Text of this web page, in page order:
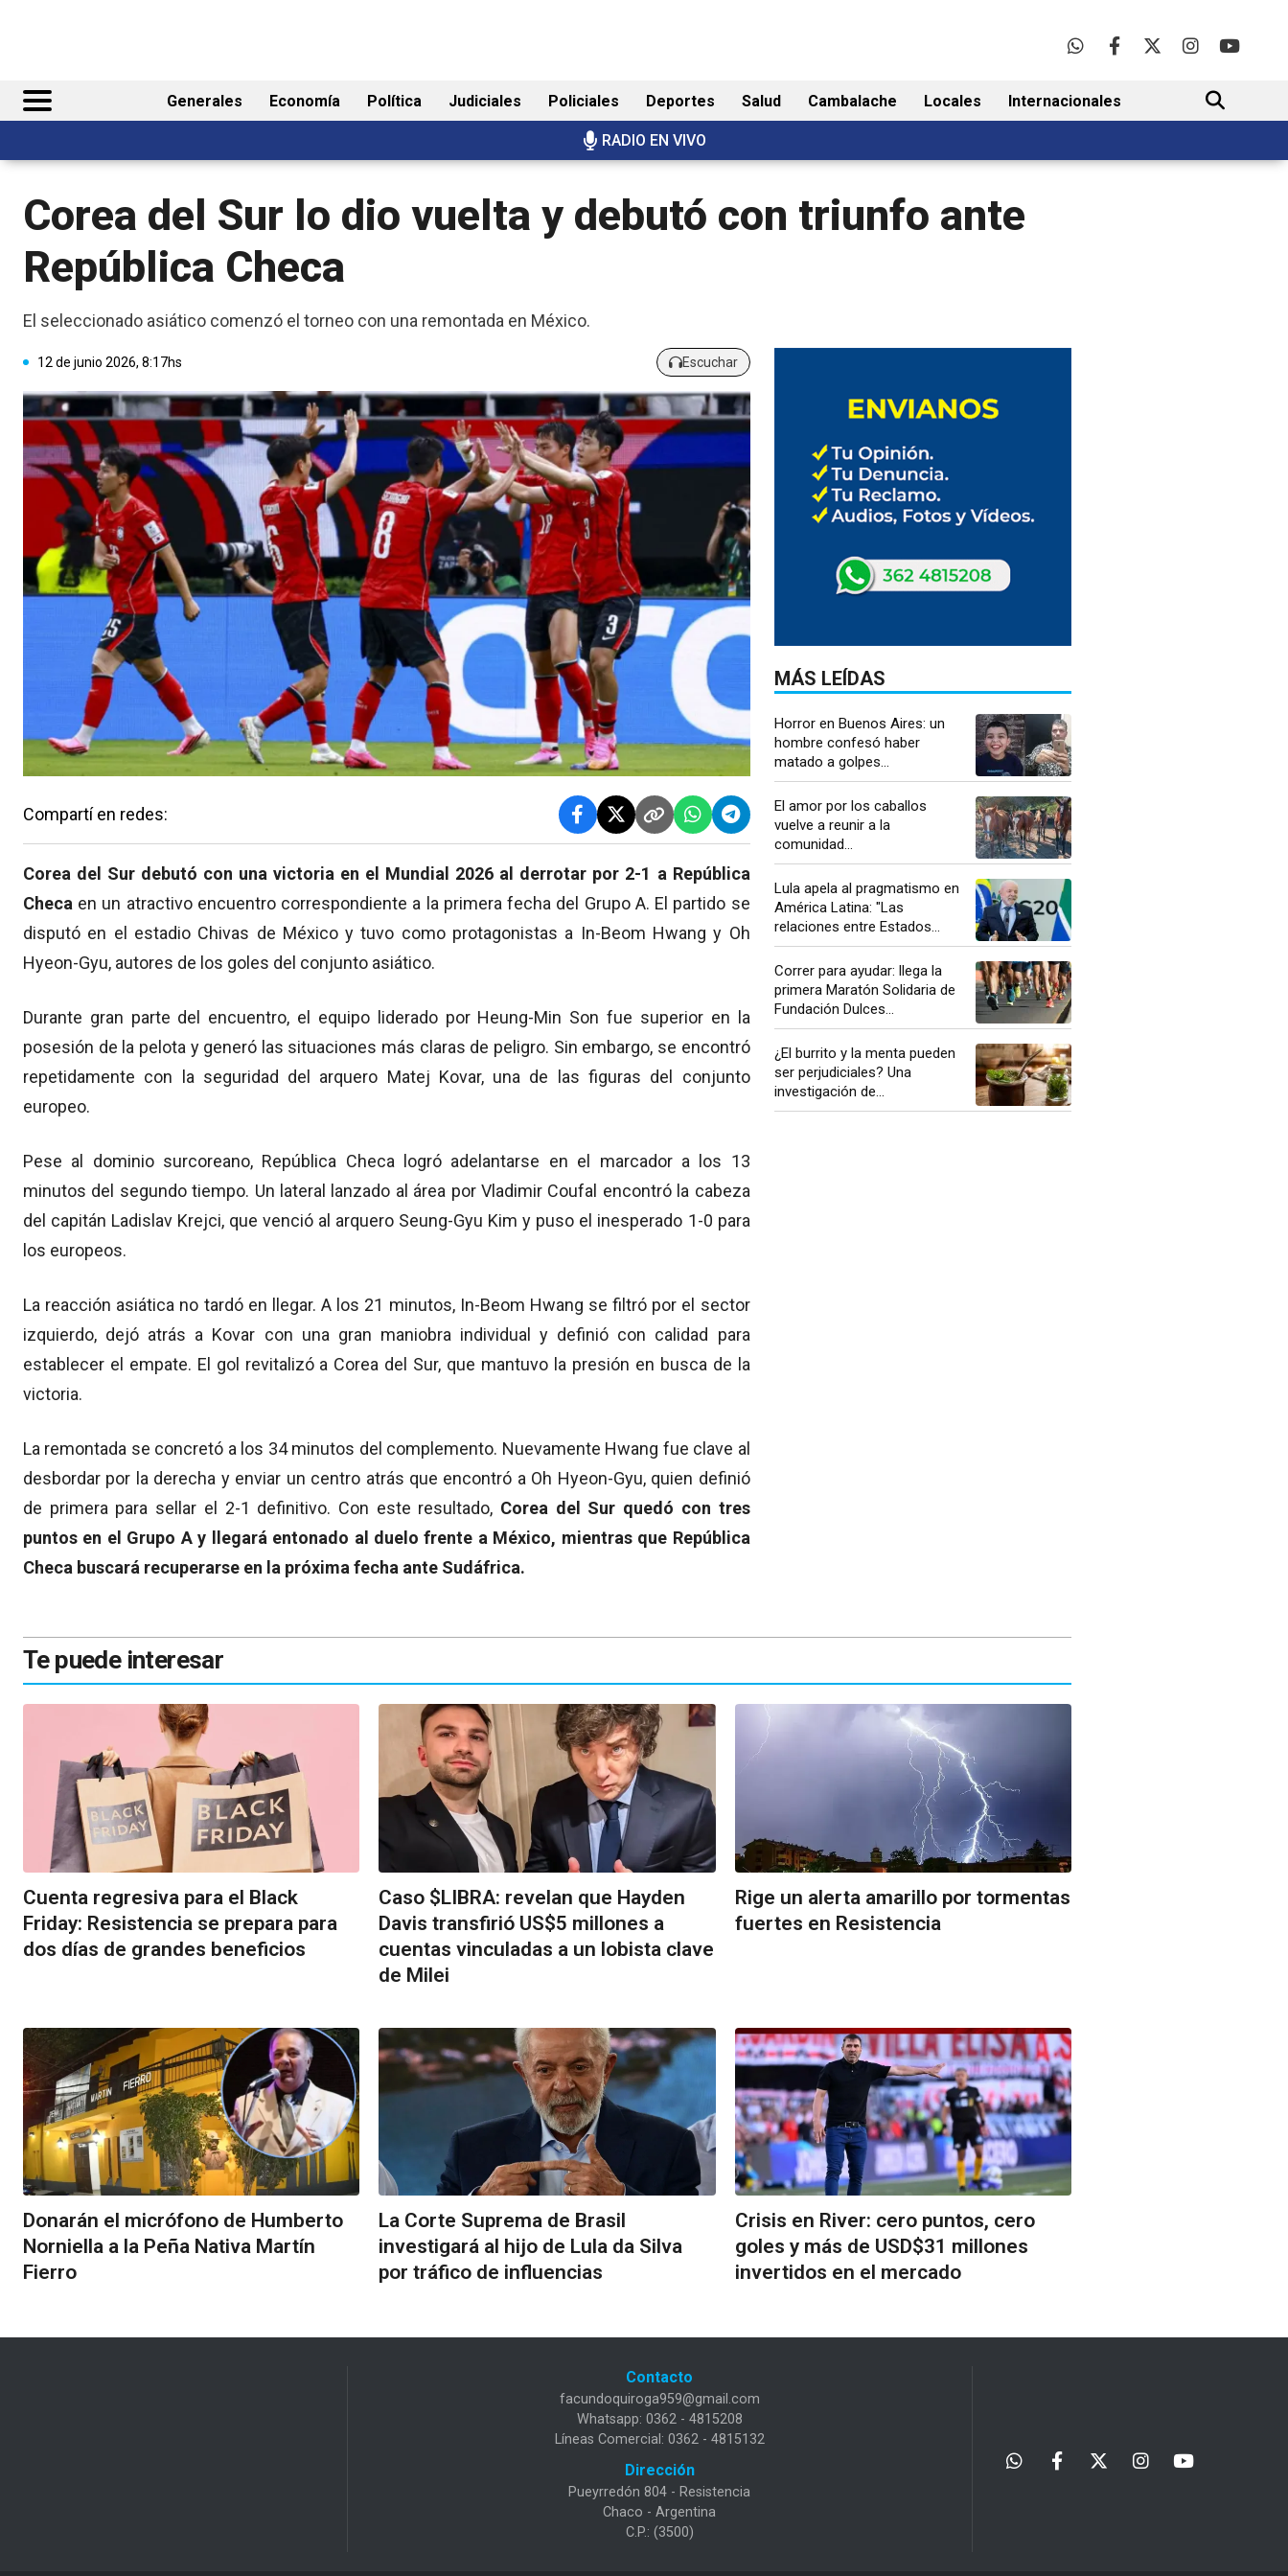
Generales Economía Política Judiciales Policiales Deportes Salud Cambalache Locales Internacionales
RADIO EN VIVO
BUSCAR
Corea del Sur lo dio vuelta y debutó con triunfo ante
República Checa
El seleccionado asiático comenzó el torneo con una remontada en México.
12 de junio 2026, 8:17hs Escuchar
Compartí en redes:
Corea del Sur debutó con una victoria en el Mundial 2026 al derrotar por 2-1 a República
Checa en un atractivo encuentro correspondiente a la primera fecha del Grupo A. El partido se
disputó en el estadio Chivas de México y tuvo como protagonistas a In-Beom Hwang y Oh
Hyeon-Gyu, autores de los goles del conjunto asiático.
Durante gran parte del encuentro, el equipo liderado por Heung-Min Son fue superior en la
posesión de la pelota y generó las situaciones más claras de peligro. Sin embargo, se encontró
repetidamente con la seguridad del arquero Matej Kovar, una de las figuras del conjunto
europeo.
Pese al dominio surcoreano, República Checa logró adelantarse en el marcador a los 13
minutos del segundo tiempo. Un lateral lanzado al área por Vladimir Coufal encontró la cabeza
del capitán Ladislav Krejci, que venció al arquero Seung-Gyu Kim y puso el inesperado 1-0 para
los europeos.
La reacción asiática no tardó en llegar. A los 21 minutos, In-Beom Hwang se filtró por el sector
izquierdo, dejó atrás a Kovar con una gran maniobra individual y definió con calidad para
establecer el empate. El gol revitalizó a Corea del Sur, que mantuvo la presión en busca de la
victoria.
La remontada se concretó a los 34 minutos del complemento. Nuevamente Hwang fue clave al
desbordar por la derecha y enviar un centro atrás que encontró a Oh Hyeon-Gyu, quien definió
de primera para sellar el 2-1 definitivo. Con este resultado, Corea del Sur quedó con tres
puntos en el Grupo A y llegará entonado al duelo frente a México, mientras que República
Checa buscará recuperarse en la próxima fecha ante Sudáfrica.
MÁS LEÍDAS
Horror en Buenos Aires: un
hombre confesó haber
matado a golpes...
El amor por los caballos
vuelve a reunir a la
comunidad...
Lula apela al pragmatismo en
América Latina: "Las
relaciones entre Estados...
Correr para ayudar: llega la
primera Maratón Solidaria de
Fundación Dulces...
¿El burrito y la menta pueden
ser perjudiciales? Una
investigación de...
Te puede interesar
Cuenta regresiva para el Black
Friday: Resistencia se prepara para
dos días de grandes beneficios
Caso $LIBRA: revelan que Hayden
Davis transfirió US$5 millones a
cuentas vinculadas a un lobista clave
de Milei
Rige un alerta amarillo por tormentas
fuertes en Resistencia
Donarán el micrófono de Humberto
Norniella a la Peña Nativa Martín
Fierro
La Corte Suprema de Brasil
investigará al hijo de Lula da Silva
por tráfico de influencias
Crisis en River: cero puntos, cero
goles y más de USD$31 millones
invertidos en el mercado
Contacto
facundoquiroga959@gmail.com
Whatsapp: 0362 - 4815208
Líneas Comercial: 0362 - 4815132
Dirección
Pueyrredón 804 - Resistencia
Chaco - Argentina
C.P.: (3500)